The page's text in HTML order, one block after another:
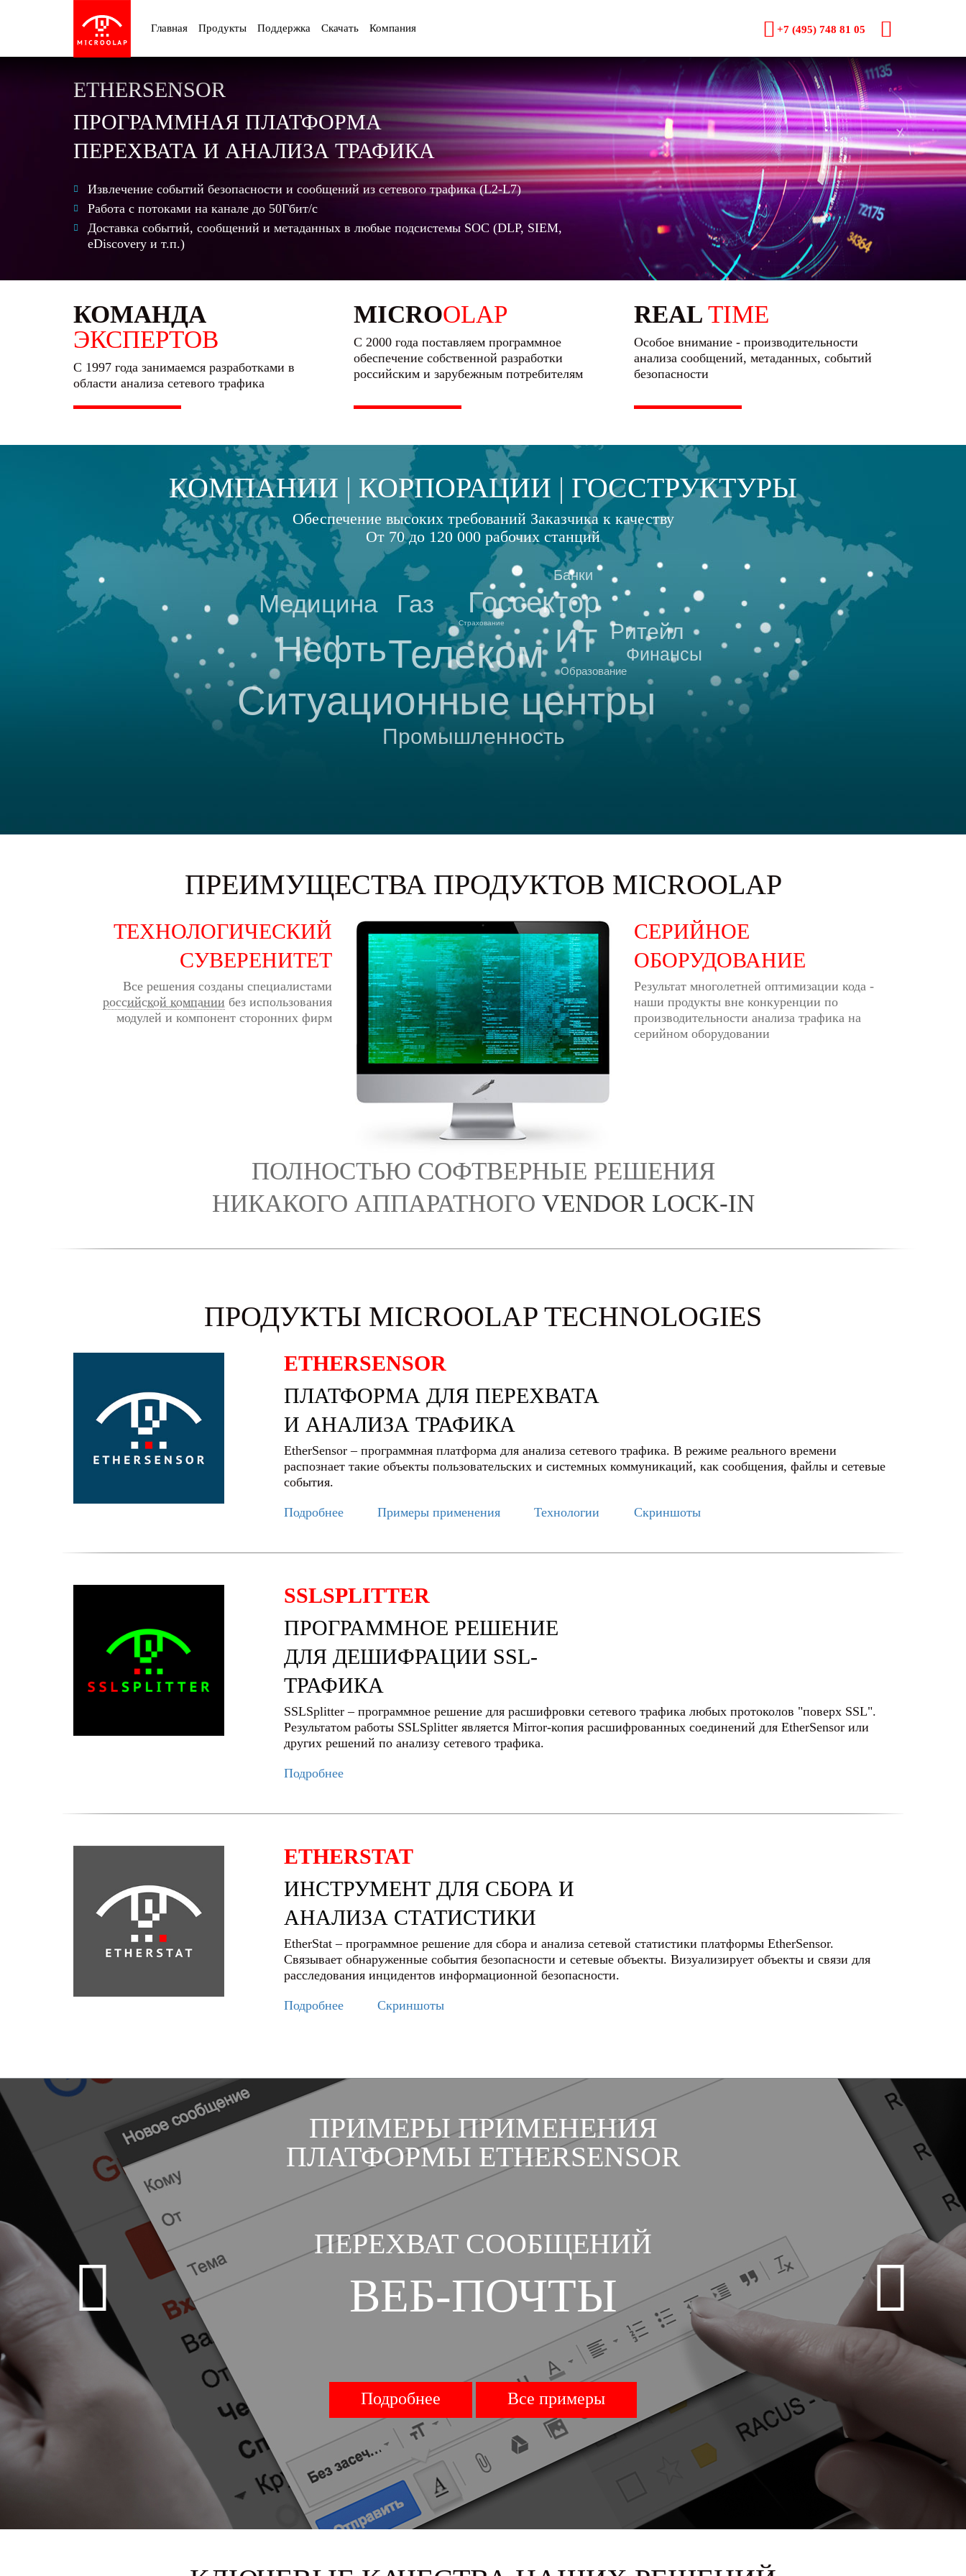
Главная Продукты Поддержка Скачать Компания +7 (495) 748 81 05
ETHERSENSOR
ПРОГРАММНАЯ ПЛАТФОРМА
ПЕРЕХВАТА И АНАЛИЗА ТРАФИКА
Извлечение событий безопасности и сообщений из сетевого трафика (L2-L7)
Работа с потоками на канале до 50Гбит/с
Доставка событий, сообщений и метаданных в любые подсистемы SOC (DLP, SIEM,
eDiscovery и т.п.)
КОМАНДА
ЭКСПЕРТОВ
С 1997 года занимаемся разработками в
области анализа сетевого трафика
MICROOLAP
С 2000 года поставляем программное
обеспечение собственной разработки
российским и зарубежным потребителям
REAL TIME
Особое внимание - производительности
анализа сообщений, метаданных, событий
безопасности
КОМПАНИИ КОРПОРАЦИИ ГОССТРУКТУРЫ
Обеспечение высоких требований Заказчика к качеству
От 70 до 120 000 рабочих станций
Телеком
Ситуационные центры
Нефть ИТ
Госсектор
Газ
Медицина
Ритейл
Промышленность
Финансы
Банки
Образование
Страхование
ПРЕИМУЩЕСТВА ПРОДУКТОВ MICROOLAP
ТЕХНОЛОГИЧЕСКИЙ
СУВЕРЕНИТЕТ
Все решения созданы специалистами
российской компании без использования
модулей и компонент сторонних фирм
СЕРИЙНОЕ
ОБОРУДОВАНИЕ
Результат многолетней оптимизации кода -
наши продукты вне конкуренции по
производительности анализа трафика на
серийном оборудовании
ПОЛНОСТЬЮ СОФТВЕРНЫЕ РЕШЕНИЯ
НИКАКОГО АППАРАТНОГО VENDOR LOCK-IN
ПРОДУКТЫ MICROOLAP TECHNOLOGIES
ETHERSENSOR
ПЛАТФОРМА ДЛЯ ПЕРЕХВАТА
И АНАЛИЗА ТРАФИКА
EtherSensor – программная платформа для анализа сетевого трафика. В режиме реального времени
распознает такие объекты пользовательских и системных коммуникаций, как сообщения, файлы и сетевые
события.
Подробнее Примеры применения Технологии Скриншоты
SSLSPLITTER
ПРОГРАММНОЕ РЕШЕНИЕ
ДЛЯ ДЕШИФРАЦИИ SSL-
ТРАФИКА
SSLSplitter – программное решение для расшифровки сетевого трафика любых протоколов "поверх SSL".
Результатом работы SSLSplitter является Mirror-копия расшифрованных соединений для EtherSensor или
других решений по анализу сетевого трафика.
Подробнее
ETHERSTAT
ИНСТРУМЕНТ ДЛЯ СБОРА И
АНАЛИЗА СТАТИСТИКИ
EtherStat – программное решение для сбора и анализа сетевой статистики платформы EtherSensor.
Связывает обнаруженные события безопасности и сетевые объекты. Визуализирует объекты и связи для
расследования инцидентов информационной безопасности.
Подробнее Скриншоты
ПРИМЕРЫ ПРИМЕНЕНИЯ
ПЛАТФОРМЫ ETHERSENSOR
ПЕРЕХВАТ СООБЩЕНИЙ
ВЕБ-ПОЧТЫ
Подробнее Все примеры